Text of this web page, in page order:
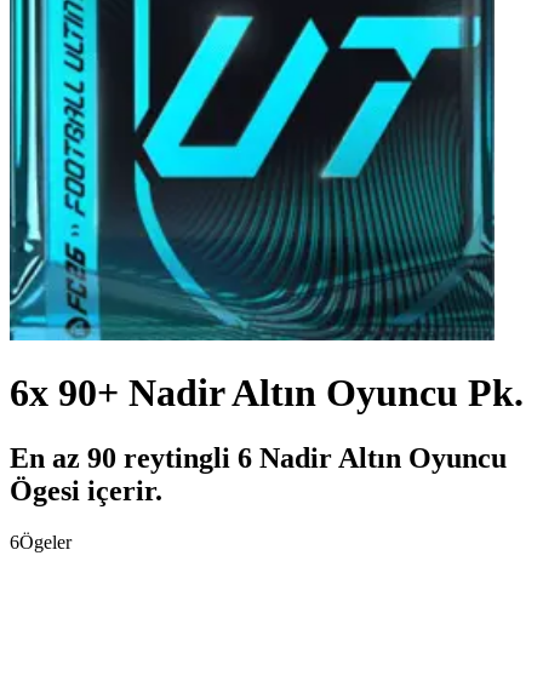
6x 90+ Nadir Altın Oyuncu Pk.
En az 90 reytingli 6 Nadir Altın Oyuncu
Ögesi içerir.
6Ögeler